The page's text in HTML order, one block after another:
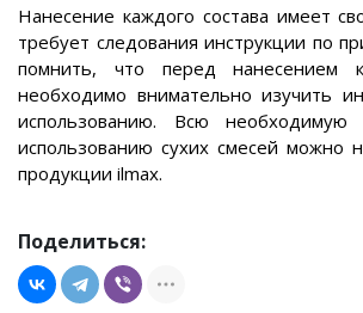
Нанесение каждого состава имеет
требует следования инструкции по
помнить, что перед нанесением
необходимо внимательно изучить
использованию. Всю
использованию сухих смесей можно
продукции ilmax.
Поделиться: